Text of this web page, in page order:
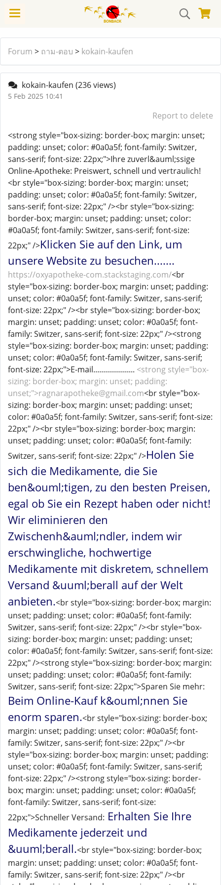
Forum > ถาม-ตอบ > kokain-kaufen
kokain-kaufen (236 views)
5 Feb 2025 10:41
Report to delete
<strong style="box-sizing: border-box; margin: unset;
padding: unset; color: #0a0a5f; font-family: Switzer,
sans-serif; font-size: 22px;">Ihre zuverl&auml;ssige
Online-Apotheke: Preiswert, schnell und vertraulich!
<br style="box-sizing: border-box; margin: unset;
padding: unset; color: #0a0a5f; font-family: Switzer,
sans-serif; font-size: 22px;" /><br style="box-sizing:
border-box; margin: unset; padding: unset; color:
#0a0a5f; font-family: Switzer, sans-serif; font-size:
22px;" />Klicken Sie auf den Link, um
unsere Website zu besuchen.......
https://oxyapotheke-com.stackstaging.com/<br
style="box-sizing: border-box; margin: unset; padding:
unset; color: #0a0a5f; font-family: Switzer, sans-serif;
font-size: 22px;" /><br style="box-sizing: border-box;
margin: unset; padding: unset; color: #0a0a5f; font-
family: Switzer, sans-serif; font-size: 22px;" /><strong
style="box-sizing: border-box; margin: unset; padding:
unset; color: #0a0a5f; font-family: Switzer, sans-serif;
font-size: 22px;">E-mail..................... <strong style="box-
sizing: border-box; margin: unset; padding:
unset;">ragnarapotheke@gmail.com<br style="box-
sizing: border-box; margin: unset; padding: unset;
color: #0a0a5f; font-family: Switzer, sans-serif; font-size:
22px;" /><br style="box-sizing: border-box; margin:
unset; padding: unset; color: #0a0a5f; font-family:
Switzer, sans-serif; font-size: 22px;" />Holen Sie
sich die Medikamente, die Sie
ben&ouml;tigen, zu den besten Preisen,
egal ob Sie ein Rezept haben oder nicht!
Wir eliminieren den
Zwischenh&auml;ndler, indem wir
erschwingliche, hochwertige
Medikamente mit diskretem, schnellem
Versand &uuml;berall auf der Welt
anbieten.<br style="box-sizing: border-box; margin:
unset; padding: unset; color: #0a0a5f; font-family:
Switzer, sans-serif; font-size: 22px;" /><br style="box-
sizing: border-box; margin: unset; padding: unset;
color: #0a0a5f; font-family: Switzer, sans-serif; font-size:
22px;" /><strong style="box-sizing: border-box; margin:
unset; padding: unset; color: #0a0a5f; font-family:
Switzer, sans-serif; font-size: 22px;">Sparen Sie mehr:
Beim Online-Kauf k&ouml;nnen Sie
enorm sparen.<br style="box-sizing: border-box;
margin: unset; padding: unset; color: #0a0a5f; font-
family: Switzer, sans-serif; font-size: 22px;" /><br
style="box-sizing: border-box; margin: unset; padding:
unset; color: #0a0a5f; font-family: Switzer, sans-serif;
font-size: 22px;" /><strong style="box-sizing: border-
box; margin: unset; padding: unset; color: #0a0a5f;
font-family: Switzer, sans-serif; font-size:
22px;">Schneller Versand: Erhalten Sie Ihre
Medikamente jederzeit und
&uuml;berall.<br style="box-sizing: border-box;
margin: unset; padding: unset; color: #0a0a5f; font-
family: Switzer, sans-serif; font-size: 22px;" /><br